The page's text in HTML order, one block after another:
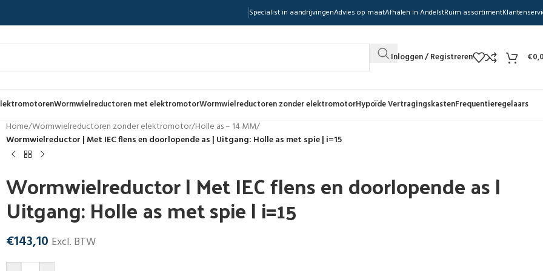
Specialist in aandrijvingenAdvies op maatAfhalen in AndelstRuim assortiment
Inloggen / Registreren €
Wormwielreductoren met elektromotorWormwielreductoren zonder elektromotorHypoïde VertragingskastenFrequentieregelaars
Home/Wormwielreductoren zonder elektromotor/Holle as – 14 MM/
Wormwielreductor | Met IEC flens en doorlopende as | Uitgang: Holle as met spie | i=15
Wormwielreductor | Met IEC flens en doorlopende as |
Uitgang: Holle as met spie | i=15
€143,10 Excl. BTW